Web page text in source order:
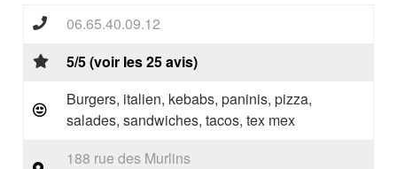
06.65.40.09.12
5/5 (voir les 25 avis)
Burgers, italien, kebabs, paninis, pizza,
salades, sandwiches, tacos, tex mex
188 rue des Murlins